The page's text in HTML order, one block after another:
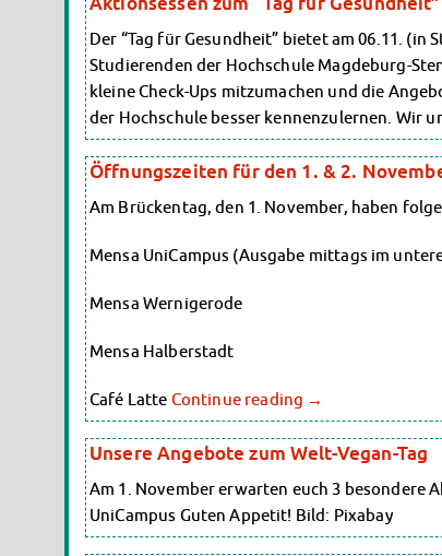
Der “Tag für Gesundheit” bietet am 06.11.
Studierenden der Hochschule Magdeburg-
kleine Check-Ups mitzumachen und die
der Hochschule besser kennenzulernen. Wir
Öffnungszeiten für den 1. & 2.
Am Brückentag, den 1. November, haben
Mensa UniCampus (Ausgabe mittags im
Mensa Wernigerode
Mensa Halberstadt
Café Latte Continue reading →
Unsere Angebote zum Welt-Vegan-Tag
Am 1. November erwarten euch 3 besondere
UniCampus Guten Appetit! Bild: Pixabay